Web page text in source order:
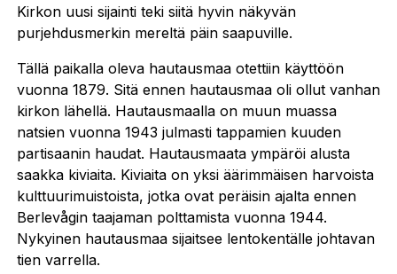
Kirkon uusi sijainti teki siitä hyvin näkyvän
purjehdusmerkin mereltä päin saapuville.
Tällä paikalla oleva hautausmaa otettiin käyttöön
vuonna 1879. Sitä ennen hautausmaa oli ollut vanhan
kirkon lähellä. Hautausmaalla on muun muassa
natsien vuonna 1943 julmasti tappamien kuuden
partisaanin haudat. Hautausmaata ympäröi alusta
saakka kiviaita. Kiviaita on yksi äärimmäisen harvoista
kulttuurimuistoista, jotka ovat peräisin ajalta ennen
Berlevågin taajaman polttamista vuonna 1944.
Nykyinen hautausmaa sijaitsee lentokentälle johtavan
tien varrella.